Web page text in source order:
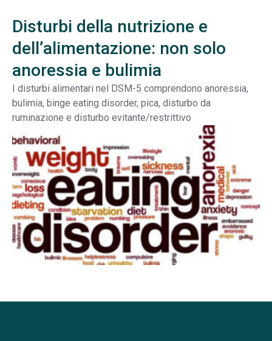
Disturbi della nutrizione e
dell’alimentazione: non solo
anoressia e bulimia
I disturbi alimentari nel DSM-5 comprendono anoressia,
bulimia, binge eating disorder, pica, disturbo da
ruminazione e disturbo evitante/restrittivo